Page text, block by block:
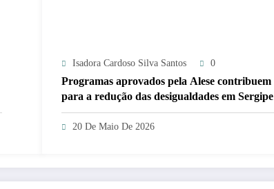
Isadora Cardoso Silva Santos 0
Programas aprovados pela Alese contribuem
para a redução das desigualdades em Sergipe
20 De Maio De 2026